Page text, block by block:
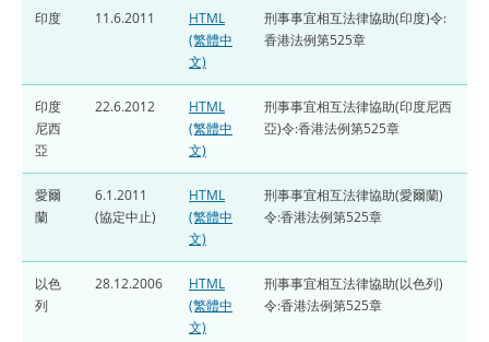
印度 11.6.2011
HTML
(繁體中
文)
刑事事宜相互法律協助(印度)令:
香港法例第525章
印度
尼西
亞
22.6.2012
HTML
(繁體中
文)
刑事事宜相互法律協助(印度尼西
亞)令:香港法例第525章
愛爾
蘭
6.1.2011
(協定中止)
HTML
(繁體中
文)
刑事事宜相互法律協助(愛爾蘭)
令:香港法例第525章
以色
列
28.12.2006
HTML
(繁體中
文)
刑事事宜相互法律協助(以色列)
令:香港法例第525章